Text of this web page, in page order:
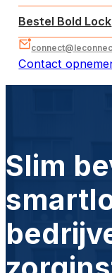
Bestel Bold Lock
Contact
Slim